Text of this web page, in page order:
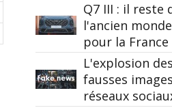
Q7 III : il reste
l'ancien
pour la France
L'explosion des
fausses
réseaux